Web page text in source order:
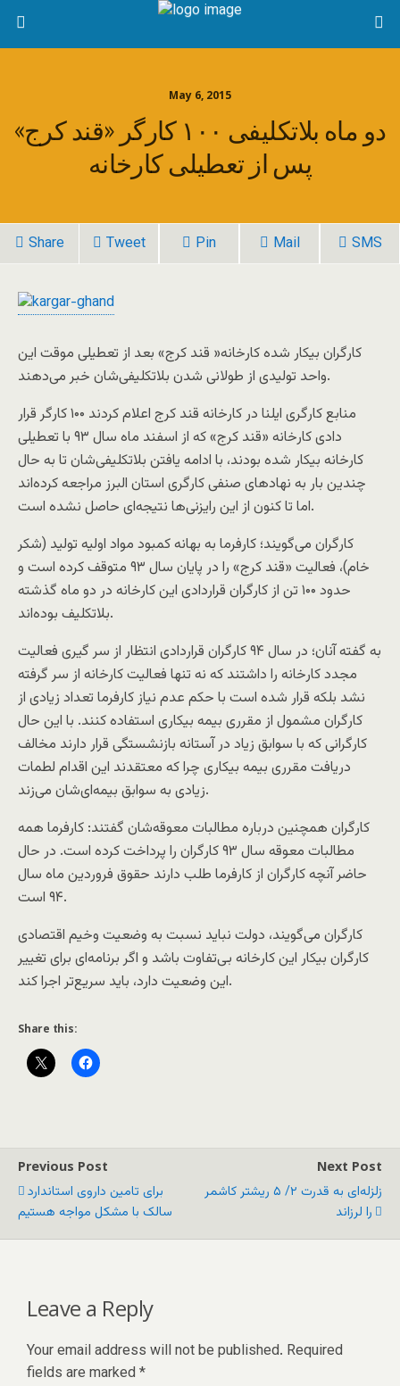
May 6, 2015
دو ماه بلاتکلیفی ۱۰۰ کارگر «قند کرج»
پس از تعطیلی کارخانه
Share Tweet Pin Mail SMS
کارگران بیکار شده کارخانه« قند کرج» بعد از تعطیلی موقت این
واحد تولیدی از طولانی شدن بلاتکلیفی‌شان خبر می‌دهند.
منابع کارگری ایلنا در کارخانه قند کرج اعلام کردند ۱۰۰ کارگر قرار
دادی کارخانه «قند کرج» که از اسفند ماه سال ۹۳ با تعطیلی
کارخانه بیکار شده‌ بودند، با ادامه یافتن بلاتکلیفی‌شان تا به حال
چندین بار به نهادهای صنفی کارگری استان البرز مراجعه کرده‌اند
اما تا کنون از این رایزنی‌ها نتیجه‌ای حاصل نشده است.
کارگران می‌گویند؛ کارفرما به بهانه کمبود مواد اولیه تولید (شکر
خام)، فعالیت «قند کرج» را در پایان سال ۹۳ متوقف کرده است و
حدود ۱۰۰ تن از کارگران قراردادی این کارخانه در دو ماه گذشته
بلاتکلیف بوده‌اند.
به گفته آنان؛ در سال ۹۴ کارگران قراردادی انتظار از سر گیری فعالیت
مجدد کارخانه را داشتند که نه تنها فعالیت کارخانه از سر گرفته
نشد بلکه قرار شده است با حکم عدم نیاز کارفرما تعداد زیادی از
کارگران مشمول از مقرری بیمه بیکاری استفاده کنند. با این حال
کارگرانی که با سوابق زیاد در آستانه بازنشستگی‌ قرار دارند مخالف
دریافت مقرری بیمه بیکاری چرا که معتقدند این اقدام لطمات
زیادی به سوابق بیمه‌ای‌شان می‌زند.
کارگران همچنین درباره مطالبات معوقه‌شان گفتند: کارفرما همه
مطالبات معوقه سال ۹۳ کارگران را پرداخت کرده است. در حال
حاضر آنچه کارگران از کارفرما طلب دارند حقوق فروردین ماه سال
۹۴ است.
کارگران می‌گویند، دولت نباید نسبت به وضعیت وخیم اقتصادی
کارگران بیکار این کارخانه بی‌تفاوت باشد و اگر برنامه‌ای برای تغییر
این وضعیت دارد، باید سریع‌تر اجرا کند.
Share this:
Previous Post
برای تامین داروی استاندارد
سالک با مشکل مواجه هستیم
Next Post
زلزله‌ای به قدرت ۲/ ۵ ریشتر کاشمر
را لرزاند
Leave a Reply
Your email address will not be published. Required
fields are marked *